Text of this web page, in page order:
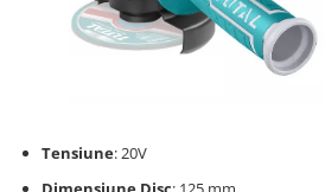
Tensiune: 20V